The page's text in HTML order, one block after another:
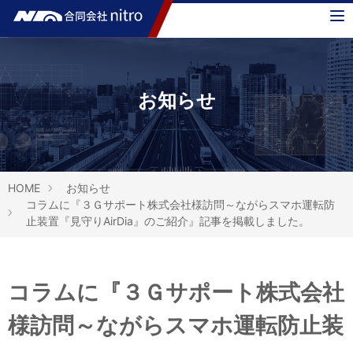
お知らせ
HOME
お知らせ
コラムに『３Ｇサポート株式会社様訪問～ながらスマホ運転防
止装置『見守りAirDia』のご紹介』記事を掲載しました。
コラムに『３Ｇサポート株式会社
様訪問～ながらスマホ運転防止装